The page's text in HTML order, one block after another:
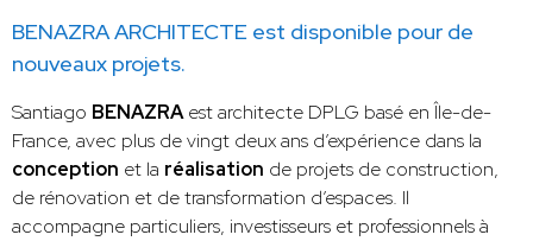
BENAZRA ARCHITECTE est disponible pour de
nouveaux projets.
Santiago BENAZRAest architecte DPLG basé en Île-de-
France, avec plus de vingt deux ans d’expérience dans la
conception et la réalisation de projets de construction,
de rénovation et de transformation d’espaces. Il
accompagne particuliers, investisseurs et professionnels à